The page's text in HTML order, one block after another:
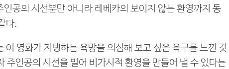
인공의 시선뿐만 아니라 레베카의 보이지 않는 환영까지 동
다.
이 영화가 지탱하는 욕망을 의심해 보고 싶은 욕구를 느낀 것
주인공의 시선을 빌어 비가시적 환영을 만들어 낼 수 있다는